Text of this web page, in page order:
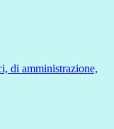
di amministrazione,